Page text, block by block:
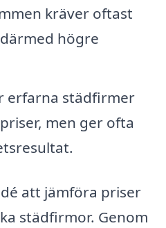
kräver oftast
högre
erfarna städfirmer
men ger ofta
att jämföra priser
städfirmor. Genom